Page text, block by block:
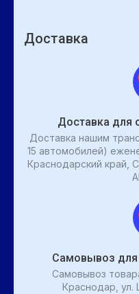
Доставка
Доставка для
Доставка нашим
15 автомобилей)
Краснодарский край,
Самовывоз для
Самовывоз
Краснодар, ул.